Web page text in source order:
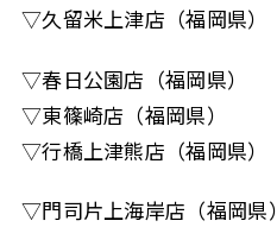
▽久留米上津店（福岡県）
▽春日公園店（福岡県）
▽東篠崎店（福岡県）
▽行橋上津熊店（福岡県）
▽門司片上海岸店（福岡県）